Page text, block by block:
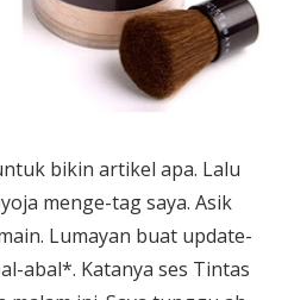
bikin artikel apa. Lalu
menge-tag saya. Asik
Lumayan buat update-
abal*. Katanya ses Tintas